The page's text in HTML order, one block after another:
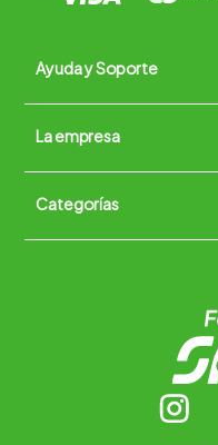
Ayuda y Soporte
Contacto vía WhatsApp
Términos y condiciones
La empresa
Quiénes somos
Trabaja con nosotros
Categorías